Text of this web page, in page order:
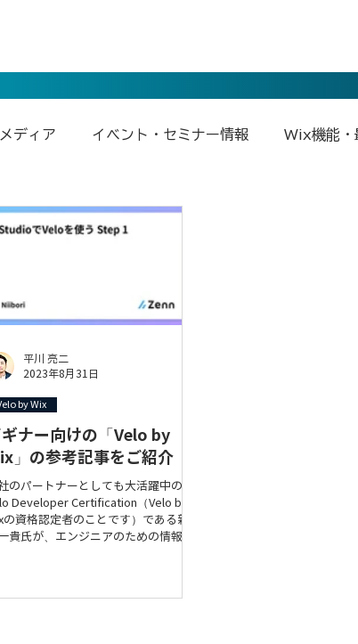
メディア イベント・セミナー情報 Wix機能・
ダー Wix.com関連
ギナー向けの「Velo by
」の参考記事をご紹介
のパートナーとしても大活躍中の
Developer Certification（Velo by
の資格認定者のことです）である新
貴氏が、エンジニアのための情報共
by Wix
平川 亮二
2023年8月31日